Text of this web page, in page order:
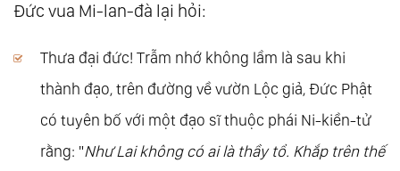
Mi Tiên Vấn Ðáp: Câu 112. Cái Cây Có Tâm
Ý Không?
120.Mi Tiên Vấn Ðáp: Câu 113. Bữa Cơm Của
Cunda Có Vấn Đề!
121.
Mi Tiên Vấn Ðáp: Câu 114. Tại Sao Chư
Đức vua Mi-lan-đà lại hỏi:
Thưa đại đức! Trẫm nhớ không lầm là sau khi
thành đạo, trên đường về vườn Lộc giả, Đức Phật
có tuyên bố với một đạo sĩ thuộc phái Ni-kiền-tử
rằng: "Như Lai không có ai là thầy tổ. Khắp trên thế